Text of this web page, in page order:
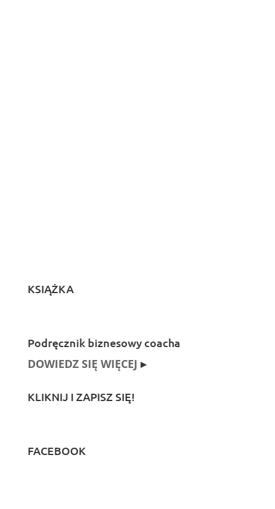
KSIĄŻKA
Podręcznik biznesowy coacha
DOWIEDZ SIĘ WIĘCEJ ▸
KLIKNIJ I ZAPISZ SIĘ!
FACEBOOK